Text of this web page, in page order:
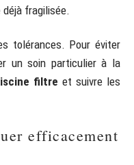
déjà fragilisée.
tolérances. Pour éviter
un soin particulier à la
filtre et suivre les
efficacement